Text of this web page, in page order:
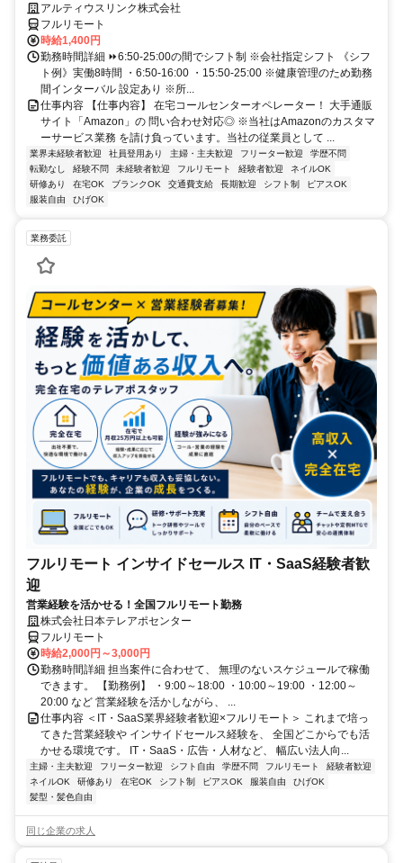
アルティウスリンク株式会社
フルリモート
時給1,400円
勤務時間詳細 ⏩6:50-25:00の間でシフト制 ※会社指定シフト 《シフ
ト例》実働8時間 ・6:50-16:00 ・15:50-25:00 ※健康管理のため勤務
間インターバル 設定あり ※所...
仕事内容 【仕事内容】 在宅コールセンターオペレーター！ 大手通販
サイト「Amazon」の 問い合わせ対応◎ ※当社はAmazonのカスタマ
ーサービス業務 を請け負っています。当社の従業員として ...
業界未経験者歓迎 社員登用あり 主婦・主夫歓迎 フリーター歓迎
学歴不問
転勤なし
経験不問 未経験者歓迎 フルリモート 経験者歓迎
ネイルOK
研修あり
在宅OK ブランクOK 交通費支給 長期歓迎 シフト制
ピアスOK
服装自由
ひげOK
業務委託
フルリモート インサイドセールス IT・SaaS経験者歓
迎
営業経験を活かせる！全国フルリモート勤務
株式会社日本テレアポセンター
フルリモート
時給2,000円～3,000円
勤務時間詳細 担当案件に合わせて、 無理のないスケジュールで稼働
できます。 【勤務例】 ・9:00～18:00 ・10:00～19:00 ・12:00～
20:00 など 営業経験を活かしながら、 ...
仕事内容 ＜IT・SaaS業界経験者歓迎×フルリモート＞ これまで培っ
てきた営業経験や インサイドセールス経験を、 全国どこからでも活
かせる環境です。 IT・SaaS・広告・人材など、 幅広い法人向...
主婦・主夫歓迎 フリーター歓迎 シフト自由 学歴不問 フルリモート
経験者歓迎
ネイルOK
研修あり 在宅OK シフト制 ピアスOK 服装自由
ひげOK
髪型・髪色自由
同じ企業の求人